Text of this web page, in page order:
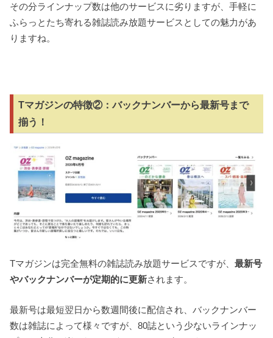
その分ラインナップ数は他のサービスに劣りますが、手軽に
ふらっとたち寄れる雑誌読み放題サービスとしての魅力があ
りますね。
Tマガジンの特徴②：バックナンバーから最新号まで
揃う！
Tマガジンは完全無料の雑誌読み放題サービスですが、最新号
やバックナンバーが定期的に更新されます。
最新号は最短翌日から数週間後に配信され、バックナンバー
数は雑誌によって様々ですが、80誌という少ないラインナッ